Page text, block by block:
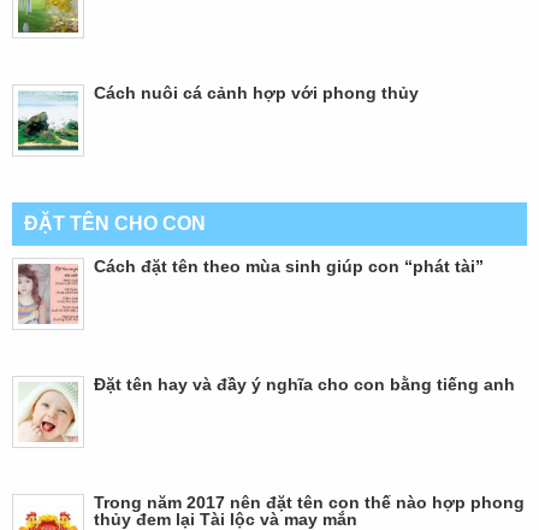
Cách nuôi cá cảnh hợp với phong thủy
ĐẶT TÊN CHO CON
Cách đặt tên theo mùa sinh giúp con “phát tài”
Đặt tên hay và đầy ý nghĩa cho con bằng tiếng anh
Trong năm 2017 nên đặt tên con thế nào hợp phong
thủy đem lại Tài lộc và may mắn